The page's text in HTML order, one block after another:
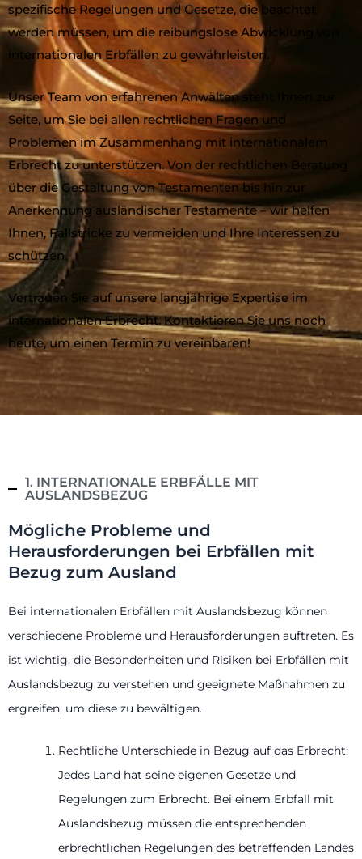
spezifische Regelungen und Gesetze, die beachtet
werden müssen, um die reibungslose Abwicklung von
internationalen Erbfällen zu gewährleisten.
Unser Team von erfahrenen Anwälten steht Ihnen zur
Seite, um Sie bei allen rechtlichen Fragen und
Problemen im Zusammenhang mit internationalem
Erbrecht zu unterstützen. Von der rechtlichen Beratung
über die Gestaltung von Testamenten bis hin zur
Anerkennung ausländischer Testamente – wir helfen
Ihnen, Fallstricke zu vermeiden und Ihre Interessen zu
schützen.
Vertrauen Sie auf unsere langjährige Expertise im
internationalen Erbrecht. Kontaktieren Sie uns noch
heute, um einen Termin zu vereinbaren!
1. INTERNATIONALE ERBFÄLLE MIT
AUSLANDSBEZUG
Mögliche Probleme und
Herausforderungen bei Erbfällen mit
Bezug zum Ausland
Bei internationalen Erbfällen mit Auslandsbezug können
verschiedene Probleme und Herausforderungen auftreten. Es
ist wichtig, die Besonderheiten und Risiken bei Erbfällen mit
Auslandsbezug zu verstehen und geeignete Maßnahmen zu
ergreifen, um diese zu bewältigen.
Rechtliche Unterschiede in Bezug auf das Erbrecht:
Jedes Land hat seine eigenen Gesetze und
Regelungen zum Erbrecht. Bei einem Erbfall mit
Auslandsbezug müssen die entsprechenden
erbrechtlichen Regelungen des betreffenden Landes